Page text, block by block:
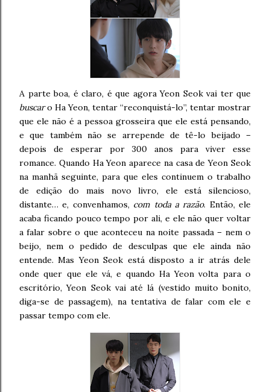
A parte boa, é claro, é que agora Yeon Seok vai ter que
buscaro Ha Yeon, tentar “reconquistá-lo”, tentar mostrar
que ele não é a pessoa grosseira que ele está pensando,
e que também não se arrepende de tê-lo beijado –
depois de esperar por 300 anos para viver esse
romance. Quando Ha Yeon aparece na casa de Yeon Seok
na manhã seguinte, para que eles continuem o trabalho
de edição do mais novo livro, ele está silencioso,
distante… e, convenhamos, com toda a razão. Então, ele
acaba ficando pouco tempo por ali, e ele não quer voltar
a falar sobre o que aconteceu na noite passada – nem o
beijo, nem o pedido de desculpas que ele ainda não
entende. Mas Yeon Seok está disposto a ir atrás dele
onde quer que ele vá, e quando Ha Yeon volta para o
escritório, Yeon Seok vai até lá (vestido muito bonito,
diga-se de passagem), na tentativa de falar com ele e
passar tempo com ele.